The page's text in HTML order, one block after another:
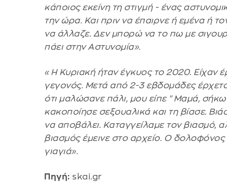
κάποιος εκείνη τη στιγμή - ένας
την ώρα. Και πριν να έπαιρνε ή εμένα ή
να άλλαζε. Δεν μπορώ να το πω με
πάει στην Αστυνομία».
«Η Κυριακή ήταν έγκυος το 2020. Είχαν
γεγονός. Μετά από 2-3 εβδομάδες
ότι μαλώσανε πάλι, μου είπε "Μαμά,
κακοποίησε σεξουαλικά και τη βίασε.
να αποβάλει. Καταγγείλαμε τον βιασμό,
βιασμός έμεινε στο αρχείο. Ο
γιαγιά».
Πηγή: skai.gr